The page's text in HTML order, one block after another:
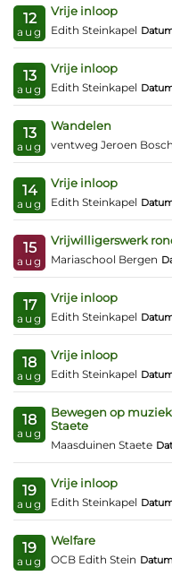
12
aug
Vrije inloop
Edith Steinkapel
13
aug
Vrije inloop
Edith Steinkapel
13
aug
Wandelen
ventweg Jeroen
14
aug
Vrije inloop
Edith Steinkapel
15
aug
Vrijwilligerswerk
Mariaschool Bergen
17
aug
Vrije inloop
Edith Steinkapel
18
aug
Vrije inloop
Edith Steinkapel
18
aug
Bewegen op
Staete
Maasduinen Staete
19
aug
Vrije inloop
Edith Steinkapel
19
aug
Welfare
OCB Edith Stein